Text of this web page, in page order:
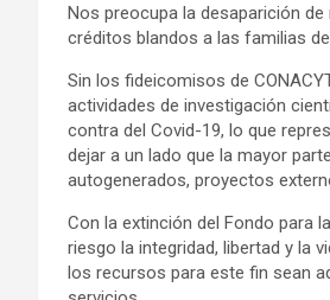
Nos preocupa la desaparición
créditos blandos a las familias
Sin los fideicomisos de
actividades de investigación
contra del Covid-19, lo que
dejar a un lado que la mayor
autogenerados, proyectos
Con la extinción del Fondo para
riesgo la integridad, libertad y la
los recursos para este fin sean